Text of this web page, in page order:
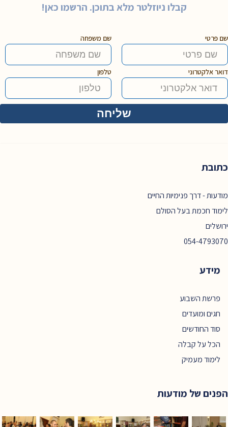
קבלו ניוזלטר מלא בתוכן. הרשמו כאן!
שם פרטי שם משפחה
דואר אלקטרוני טלפון
כתובת
מודעות - דרך פנימיות החיים
לימוד חכמת בעל הסולם
ירושלים
054-4793070
מידע
פרשת השבוע
חגים ומועדים
סוד החודשים
הכל על קבלה
לימוד מעמיק
הפנים של מודעות